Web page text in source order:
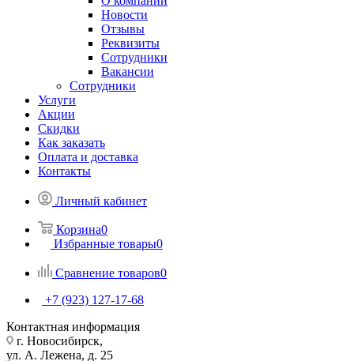
Новости
Отзывы
Реквизиты
Сотрудники
Вакансии
Сотрудники
Услуги
Акции
Скидки
Как заказать
Оплата и доставка
Контакты
Личный кабинет
Корзина0
Избранные товары0
Сравнение товаров0
+7 (923) 127-17-68
Контактная информация
г. Новосибирск,
ул. А. Лежена, д. 25